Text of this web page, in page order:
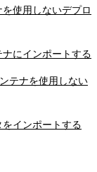
使用しないデプロ
ナにインポートする
テナを使用しない
をインポートする